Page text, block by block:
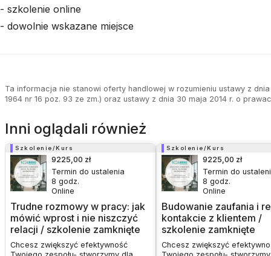
- szkolenie online
- dowolnie wskazane miejsce
Ta informacja nie stanowi oferty handlowej w rozumieniu ustawy z
1964 nr 16 poz. 93 ze zm.) oraz ustawy z dnia 30 maja 2014 r. o
Inni oglądali również
Szkolenie/Kurs
Trudne rozmowy w pracy: jak
mówić wprost i nie niszczyć
relacji / szkolenie zamknięte
9225,00 zł
Termin do ustalenia
8 godz.
Online
Chcesz zwiększyć efektywność
Szkolenie/Kurs
Budowanie zaufania i
kontakcie z klientem /
szkolenie zamknięte
9225,00 zł
Termin do
8 godz.
Online
Chcesz zwiększyć